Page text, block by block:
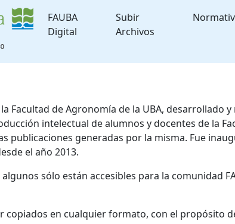
FAUBA
Digital
Subir
Archivos
Facultad de Agronomía de la UBA, desarrollado
intelectual de alumnos y docentes de la
generadas por la misma. Fue
el año 2013.
sólo están accesibles para la comunidad
copiados en cualquier formato, con el propósito